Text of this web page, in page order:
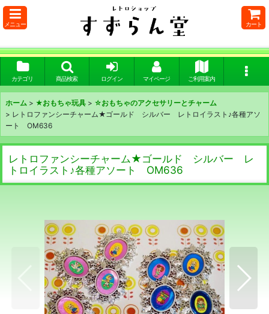
メニュー カート
カテゴリ 商品検索 ログイン マイページ ご利用案内
ホーム > ★おもちゃ玩具 > ☆おもちゃのアクセサリーとチャーム
> レトロファンシーチャーム★ゴールド シルバー レトロイラスト♪各種アソ
ート OM636
レトロファンシーチャーム★ゴールド シルバー レ
トロイラスト♪各種アソート OM636